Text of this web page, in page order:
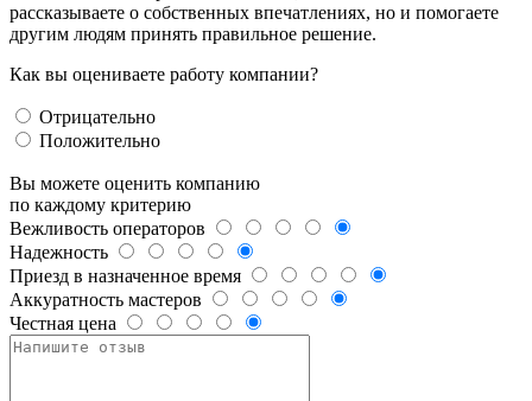
рассказываете о собственных впечатлениях, но и помогаете
другим людям принять правильное решение.
Как вы оцениваете работу компании?
Отрицательно
Положительно
Вы можете оценить компанию
по каждому критерию
Вежливость операторов
Надежность
Приезд в назначенное время
Аккуратность мастеров
Честная цена